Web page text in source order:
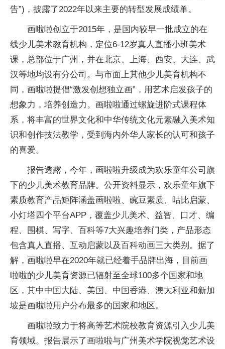
告”)，披露了2022年以来主要的转型发展成绩单。
画啦啦创立于2015年，是国内较早一批成立的在
线少儿美术教育机构，定位6-12岁真人直播小班美术
课，总部位于广州，并在北京、上海、西安、大连、武
汉等地均设有分公司。与市面上其他少儿美育机构不
同，画啦啦提倡“激发创想独立画”，用艺术启发孩子的
想象力，培养创造力。画啦啦通过螺旋进阶式课程体
系，将丰富的世界文化和中华传统文化元素融入美术知
识和创作技法教学，受到海内外华人家长的认可和孩子
的喜爱。
报告透露，今年，画啦啦升级成为欢乐童年公司旗
下的少儿美术教育品牌。公开资料显示，欢乐童年旗下
素质教育产品矩阵涵盖画啦啦、豌豆素质、咕比启蒙、
小灯塔四个平台APP，覆盖少儿美术、益智、口才、编
程、围棋、写字、百科等7大兴趣培养门类，产品形态
包含真人直播、互动启蒙以及百科动画三大类别。据了
解，画啦啦早在2020年就已经着手品牌出海，目前画
啦啦的少儿美育资源已辐射至全球100多个国家和地
区，其中中国大陆、美国、中国香港、澳大利亚和新加
坡是画啦啦用户分布最多的国家和地区。
画啦啦致力于将高等艺术院校教育资源引入少儿美
育领域。报告展示了画啦啦与广州美术学院视觉艺术设